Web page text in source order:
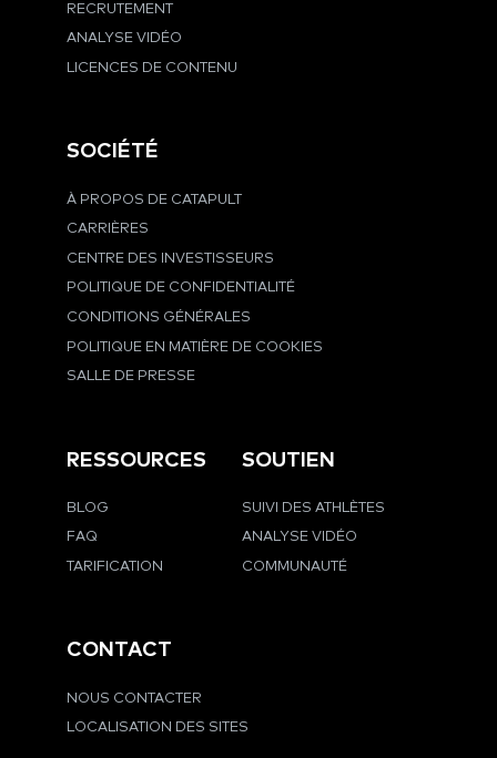
RECRUTEMENT
ANALYSE VIDÉO
LICENCES DE CONTENU
SOCIÉTÉ
À PROPOS DE CATAPULT
CARRIÈRES
CENTRE DES INVESTISSEURS
POLITIQUE DE CONFIDENTIALITÉ
CONDITIONS GÉNÉRALES
POLITIQUE EN MATIÈRE DE COOKIES
SALLE DE PRESSE
RESSOURCES
BLOG
FAQ
TARIFICATION
SOUTIEN
SUIVI DES ATHLÈTES
ANALYSE VIDÉO
COMMUNAUTÉ
CONTACT
NOUS CONTACTER
LOCALISATION DES SITES